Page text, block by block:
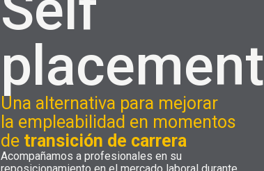
placement
Una alternativa para mejorar
la empleabilidad en momentos
de transición de carrera
Acompañamos a profesionales en su